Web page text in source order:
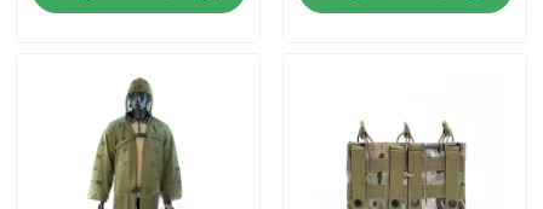
معطف الشتاء العسكري
حقيبة ظهر عسكرية تكتيكية